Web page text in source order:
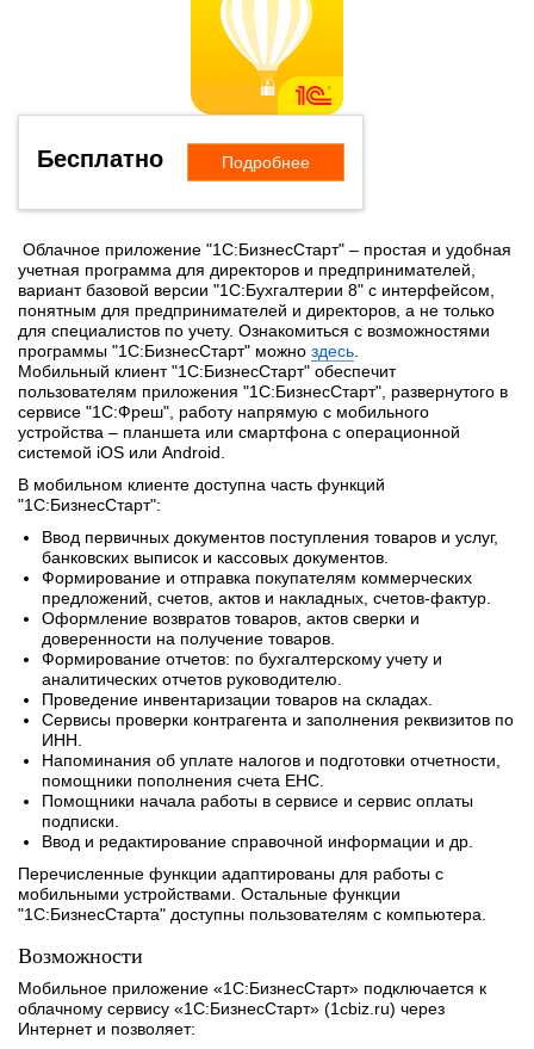
Бесплатно Подробнее
Облачное приложение "1С:БизнесСтарт" – простая и удобная
учетная программа для директоров и предпринимателей,
вариант базовой версии "1С:Бухгалтерии 8" с интерфейсом,
понятным для предпринимателей и директоров, а не только
для специалистов по учету. Ознакомиться с возможностями
программы "1С:БизнесСтарт" можно здесь
Мобильный клиент "1С:БизнесСтарт" обеспечит
пользователям приложения "1С:БизнесСтарт", развернутого в
сервисе "1С:Фреш", работу напрямую с мобильного
устройства – планшета или смартфона с операционной
системой iOS или Android.
В мобильном клиенте доступна часть функций
"1С:БизнесСтарт":
Ввод первичных документов поступления товаров и услуг,
банковских выписок и кассовых документов.
Формирование и отправка покупателям коммерческих
предложений, счетов, актов и накладных, счетов-фактур.
Оформление возвратов товаров, актов сверки и
доверенности на получение товаров.
Формирование отчетов: по бухгалтерскому учету и
аналитических отчетов руководителю.
Проведение инвентаризации товаров на складах.
Сервисы проверки контрагента и заполнения реквизитов по
ИНН.
Напоминания об уплате налогов и подготовки отчетности,
помощники пополнения счета ЕНС.
Помощники начала работы в сервисе и сервис оплаты
подписки.
Ввод и редактирование справочной информации и др.
Перечисленные функции адаптированы для работы с
мобильными устройствами. Остальные функции
"1С:БизнесСтарта" доступны пользователям с компьютера.
Возможности
Мобильное приложение «1С:БизнесСтарт» подключается к
облачному сервису «1С:БизнесСтарт» (1cbiz.ru) через
Интернет и позволяет: